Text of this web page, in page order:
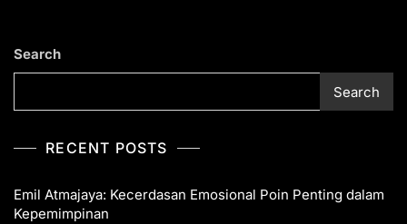
Search
Search
RECENT POSTS
Emil Atmajaya: Kecerdasan Emosional Poin Penting dalam
Kepemimpinan